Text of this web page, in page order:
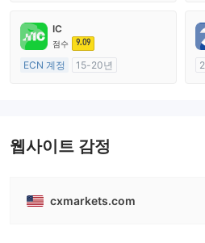
외환 거래 라이선스 (MM)
마스터 레이블 MT4
IC
점수 9.09
ECN 계정
15-20년
웹사이트 감정
cxmarkets.com